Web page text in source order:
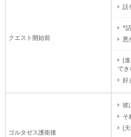
クエスト開始前
話
*
悪
[
でき
好
ゴルタゼス護衛後
彼
そ
[